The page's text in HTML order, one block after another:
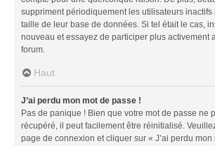
suppriment périodiquement les utilisateurs
taille de leur base de données. Si tel était le cas,
nouveau et essayez de participer plus activement
forum.
Haut
J’ai perdu mon mot de passe !
Pas de panique ! Bien que votre mot de passe ne
récupéré, il peut facilement être réinitialisé.
page de connexion et cliquer sur « J’ai perdu mon